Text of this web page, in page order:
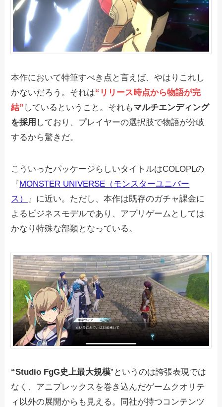
本作において特筆すべき点と言えば、やはりこれし
かないだろう。それは“リリース時点から物語が完
結” しているということ。それもマルチエンディング
を採用 しており、プレイヤーの選択肢で物語が分岐
するから驚きだ。
こういったパッケージらしいタイトルはCOLOPLの
『MONSTER UNIVERSE（モンスターユニバー
ス） 』に近い。ただし、本作は既存のガチャ課金に
よるビジネスモデルであり、アプリゲームとしては
かなり特殊な部類となっている。
“Studio FgG史上最大規模”というのは誇張表現では
なく、アニプレックスを巻き込んだゲームクオリテ
ィ以外の展開からも見える。同社が持つコンテンツ